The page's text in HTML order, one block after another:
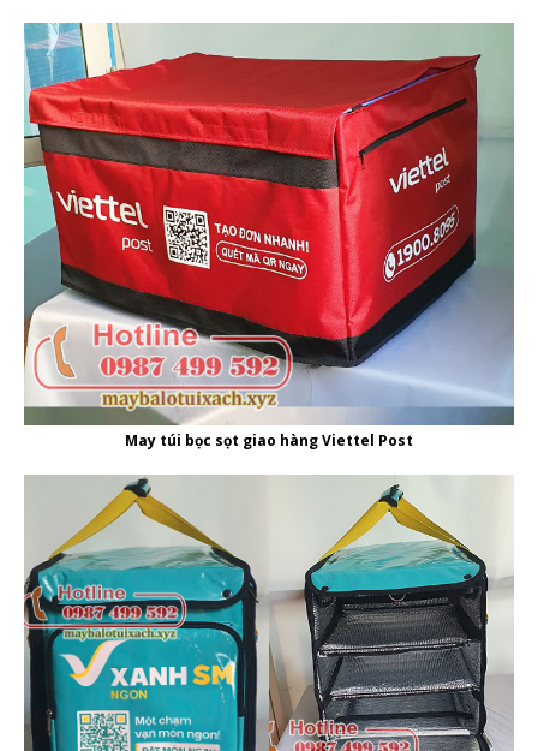
May túi bọc sọt giao hàng Viettel Post